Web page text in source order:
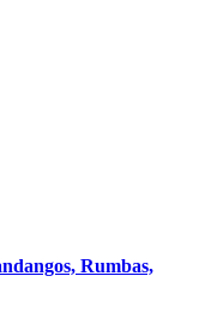
Rumbas,